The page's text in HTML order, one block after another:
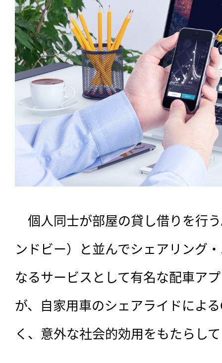
個人同士が部屋の貸し借りを行
ンドビー）と並んでシェアリング
なるサービスとして有名な配車ア
が、自家用車のシェアライドによ
く、意外な社会的効用をもたらし